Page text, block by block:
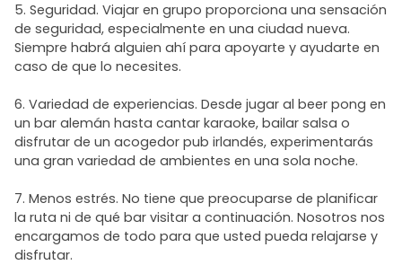
5. Seguridad. Viajar en grupo proporciona una sensación
de seguridad, especialmente en una ciudad nueva.
Siempre habrá alguien ahí para apoyarte y ayudarte en
caso de que lo necesites.
6. Variedad de experiencias. Desde jugar al beer pong en
un bar alemán hasta cantar karaoke, bailar salsa o
disfrutar de un acogedor pub irlandés, experimentarás
una gran variedad de ambientes en una sola noche.
7. Menos estrés. No tiene que preocuparse de planificar
la ruta ni de qué bar visitar a continuación. Nosotros nos
encargamos de todo para que usted pueda relajarse y
disfrutar.